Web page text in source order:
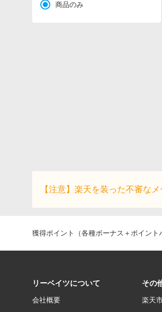
商品のみ
【注意】楽天を装った不審な
獲得ポイント（各種ボーナス＋ポイン
リーベイツについて
会社概要
その
楽天